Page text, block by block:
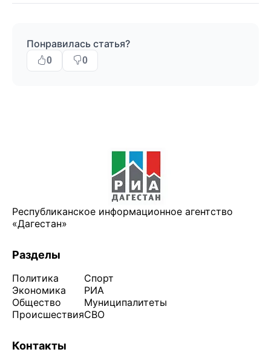
Понравилась статья?
0 0
Республиканское информационное агентство
«Дагестан»
Разделы
Политика
Экономика
Общество
Происшествия
Спорт
РИА
Муниципалитеты
СВО
Контакты